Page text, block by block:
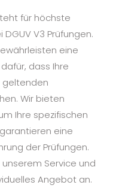
für höchste
V3 Prüfungen.
eine
dass Ihre
geltenden
Wir bieten
Ihre spezifischen
eine
der Prüfungen.
Service und
Angebot an.